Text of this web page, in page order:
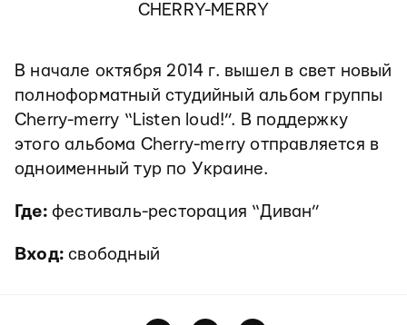
CHERRY-MERRY
В начале октября 2014 г. вышел в свет новый
полноформатный студийный альбом группы
Cherry-merry “Listen loud!”. В поддержку
этого альбома Cherry-merry отправляется в
одноименный тур по Украине.
Где:фестиваль-ресторация “Диван”
Вход: свободный